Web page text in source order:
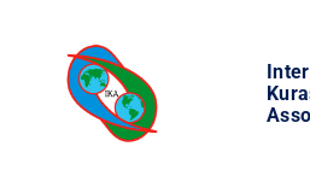
content